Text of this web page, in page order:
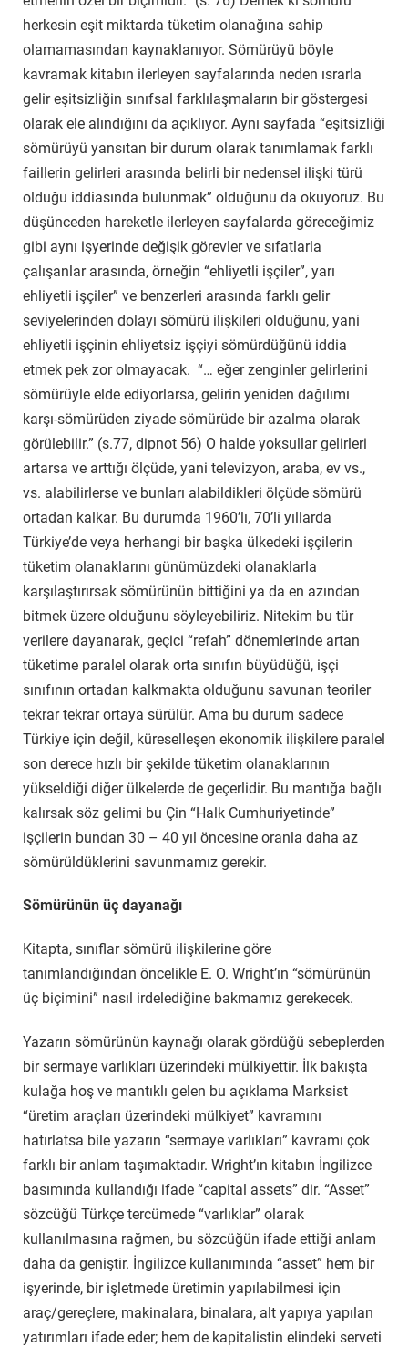
herkesin eşit miktarda tüketim olanağına sahip
olamamasından kaynaklanıyor. Sömürüyü böyle
kavramak kitabın ilerleyen sayfalarında neden ısrarla
gelir eşitsizliğin sınıfsal farklılaşmaların bir göstergesi
olarak ele alındığını da açıklıyor. Aynı sayfada “eşitsizliği
sömürüyü yansıtan bir durum olarak tanımlamak farklı
faillerin gelirleri arasında belirli bir nedensel ilişki türü
olduğu iddiasında bulunmak” olduğunu da okuyoruz. Bu
düşünceden hareketle ilerleyen sayfalarda göreceğimiz
gibi aynı işyerinde değişik görevler ve sıfatlarla
çalışanlar arasında, örneğin “ehliyetli işçiler”, yarı
ehliyetli işçiler” ve benzerleri arasında farklı gelir
seviyelerinden dolayı sömürü ilişkileri olduğunu, yani
ehliyetli işçinin ehliyetsiz işçiyi sömürdüğünü iddia
etmek pek zor olmayacak. “… eğer zenginler gelirlerini
sömürüyle elde ediyorlarsa, gelirin yeniden dağılımı
karşı-sömürüden ziyade sömürüde bir azalma olarak
görülebilir.” (s.77, dipnot 56) O halde yoksullargelirleri
artarsa ve arttığı ölçüde, yani televizyon, araba, ev vs.,
vs. alabilirlerse ve bunları alabildikleri ölçüde sömürü
ortadan kalkar. Bu durumda 1960’lı, 70’li yıllarda
Türkiye’de veya herhangi bir başka ülkedeki işçilerin
tüketim olanaklarını günümüzdeki olanaklarla
karşılaştırırsak sömürünün bittiğini ya da en azından
bitmek üzere olduğunu söyleyebiliriz. Nitekim bu tür
verilere dayanarak, geçici “refah” dönemlerinde artan
tüketime paralel olarak orta sınıfın büyüdüğü, işçi
sınıfının ortadan kalkmakta olduğunu savunan teoriler
tekrar tekrar ortaya sürülür. Ama bu durum sadece
Türkiye için değil, küreselleşen ekonomik ilişkilere paralel
son derece hızlı bir şekilde tüketim olanaklarının
yükseldiği diğer ülkelerde de geçerlidir. Bu mantığa bağlı
kalırsak söz gelimi bu Çin “Halk Cumhuriyetinde”
işçilerin bundan 30 – 40 yıl öncesine oranla daha az
sömürüldüklerini savunmamız gerekir.
Sömürünün üç dayanağı
Kitapta, sınıflar sömürü ilişkilerine göre
tanımlandığından öncelikle E. O. Wright’ın “sömürünün
üç biçimini” nasıl irdelediğine bakmamız gerekecek.
Yazarın sömürünün kaynağı olarak gördüğü sebeplerden
bir sermaye varlıkları üzerindeki mülkiyettir. İlk bakışta
kulağa hoş ve mantıklı gelen bu açıklama Marksist
“üretim araçları üzerindeki mülkiyet” kavramını
hatırlatsa bile yazarın “sermaye varlıkları” kavramı çok
farklı bir anlam taşımaktadır. Wright’ın kitabın İngilizce
basımında kullandığı ifade “capital assets” dir. “Asset”
sözcüğü Türkçe tercümede “varlıklar” olarak
kullanılmasına rağmen, bu sözcüğün ifade ettiği anlam
daha da geniştir. İngilizce kullanımında “asset” hem bir
işyerinde, bir işletmede üretimin yapılabilmesi için
araç/gereçlere, makinalara, binalara, alt yapıya yapılan
yatırımları ifade eder; hem de kapitalistin elindeki serveti